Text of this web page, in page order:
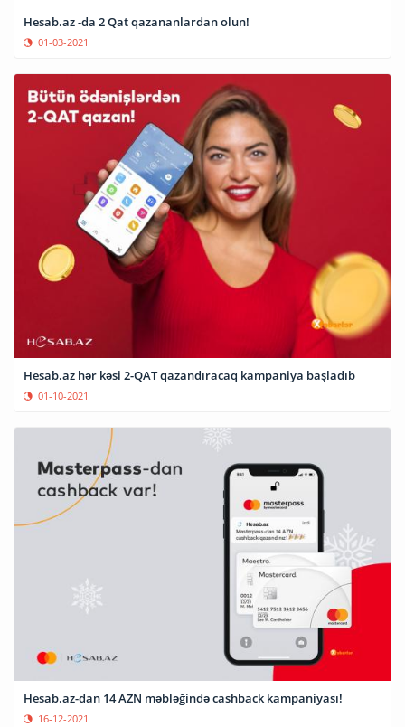
Hesab.az -da 2 Qat qazananlardan olun!
01-03-2021
Hesab.az hər kəsi 2-QAT qazandıracaq kampaniya başladıb
01-10-2021
Hesab.az-dan 14 AZN məbləğində cashback kampaniyası!
16-12-2021